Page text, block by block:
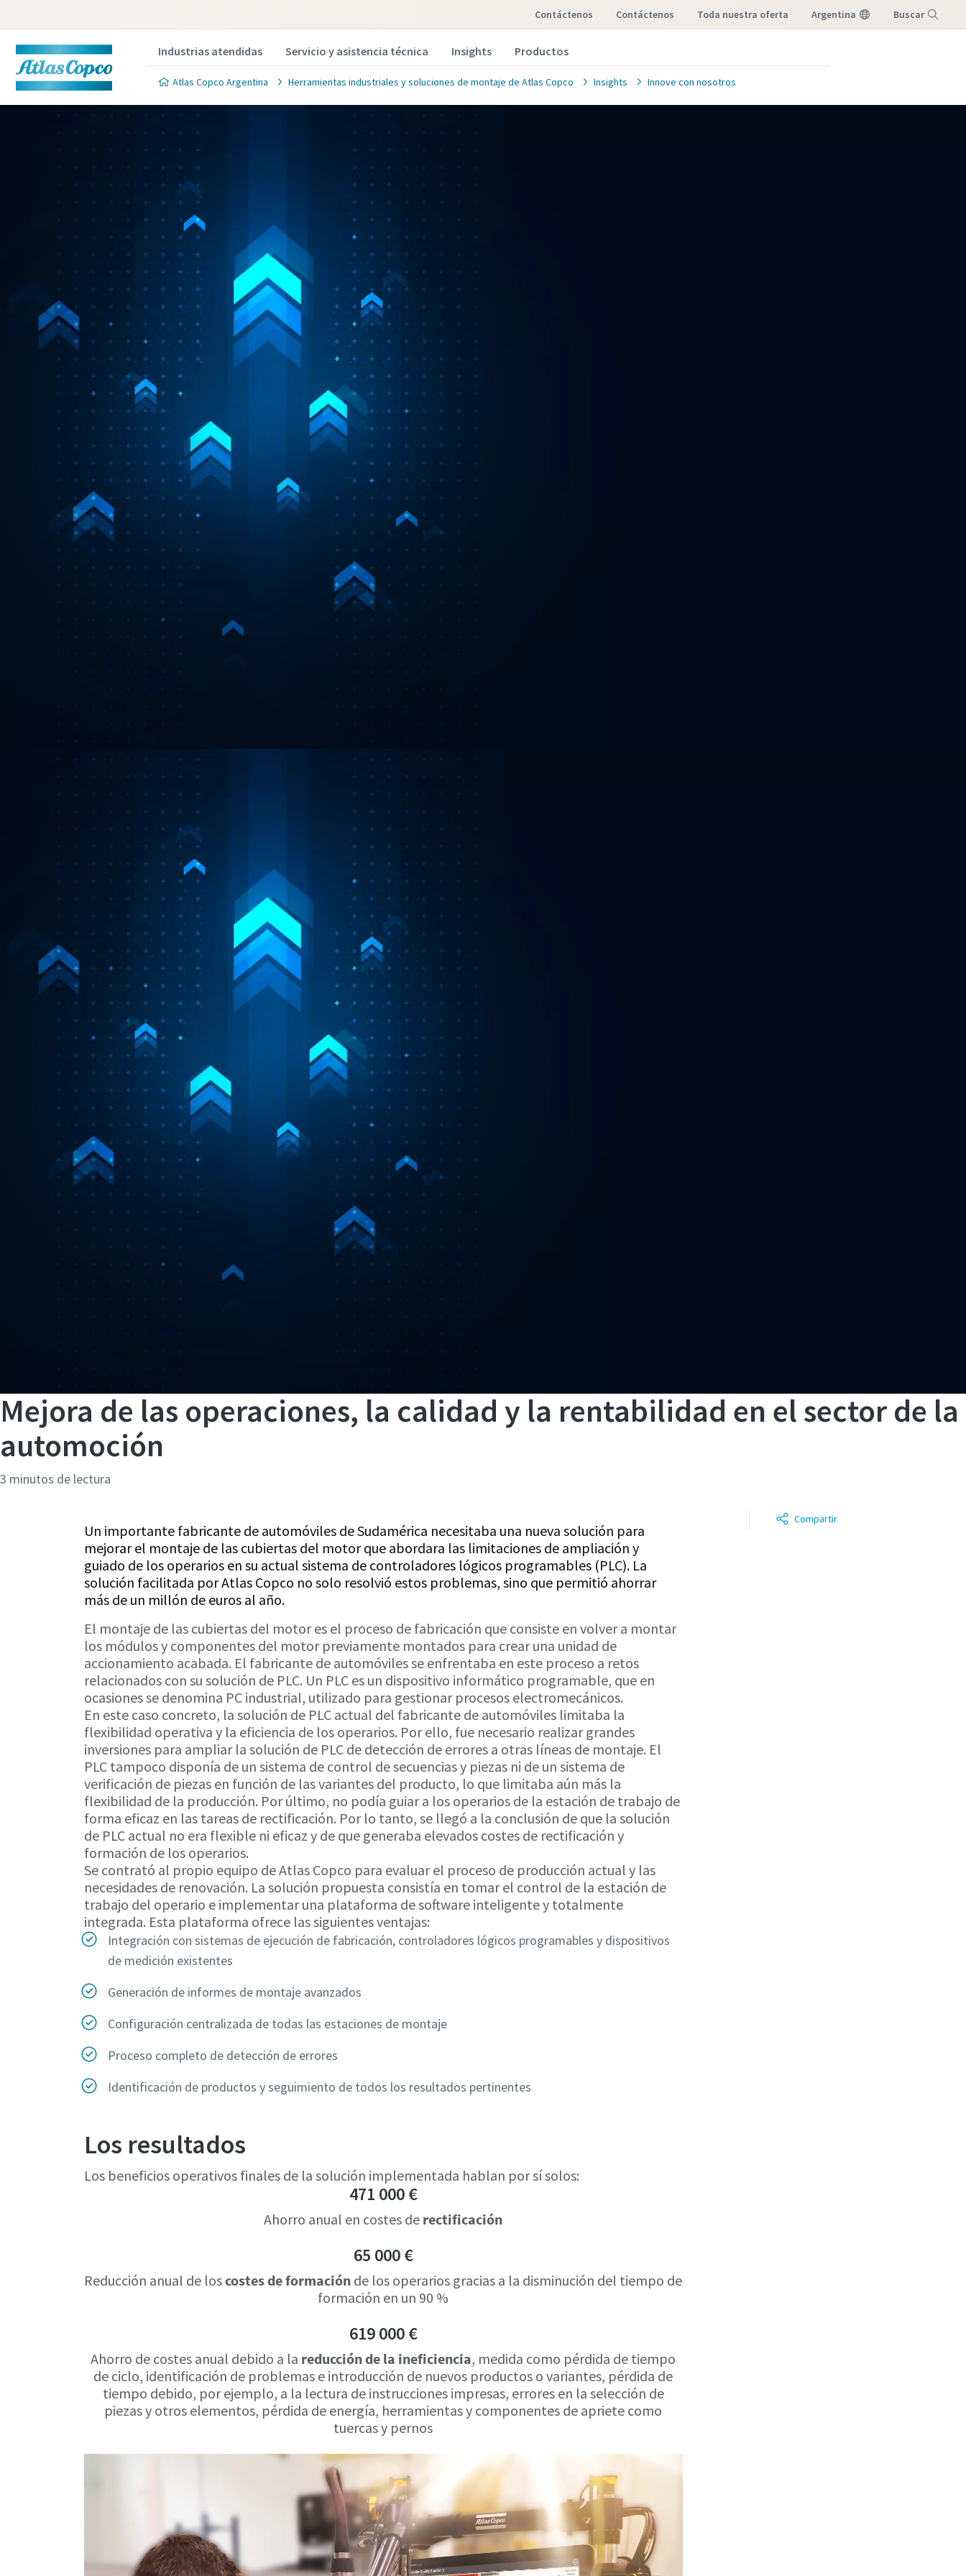
Contáctenos contáctenos toda nuestra oferta Argentina Buscar
Industrias atendidas Servicio y asistencia técnica Insights Productos
Atlas Copco Argentina Herramientas industriales y soluciones de montaje de Atlas Copco Insights Innove con nosotros
Mejora de las operaciones, la calidad y la rentabilidad en el sector de la
automoción
3 minutos de lectura
Un importante fabricante de automóviles de Sudamérica necesitaba una nueva solución para
mejorar el montaje de las cubiertas del motor que abordara las limitaciones de ampliación y
guiado de los operarios en su actual sistema de controladores lógicos programables (PLC). La
solución facilitada por Atlas Copco no solo resolvió estos problemas, sino que permitió ahorrar
más de un millón de euros al año.
El montaje de las cubiertas del motor es el proceso de fabricación que consiste en volver a montar
los módulos y componentes del motor previamente montados para crear una unidad de
accionamiento acabada. El fabricante de automóviles se enfrentaba en este proceso a retos
relacionados con su solución de PLC. Un PLC es un dispositivo informático programable, que en
ocasiones se denomina PC industrial, utilizado para gestionar procesos electromecánicos.
En este caso concreto, la solución de PLC actual del fabricante de automóviles limitaba la
flexibilidad operativa y la eficiencia de los operarios. Por ello, fue necesario realizar grandes
inversiones para ampliar la solución de PLC de detección de errores a otras líneas de montaje. El
PLC tampoco disponía de un sistema de control de secuencias y piezas ni de un sistema de
verificación de piezas en función de las variantes del producto, lo que limitaba aún más la
flexibilidad de la producción. Por último, no podía guiar a los operarios de la estación de trabajo de
forma eficaz en las tareas de rectificación. Por lo tanto, se llegó a la conclusión de que la solución
de PLC actual no era flexible ni eficaz y de que generaba elevados costes de rectificación y
formación de los operarios.
Se contrató al propio equipo de Atlas Copco para evaluar el proceso de producción actual y las
necesidades de renovación. La solución propuesta consistía en tomar el control de la estación de
trabajo del operario e implementar una plataforma de software inteligente y totalmente
integrada. Esta plataforma ofrece las siguientes ventajas:
Integración con sistemas de ejecución de fabricación, controladores lógicos programables y dispositivos
de medición existentes
Generación de informes de montaje avanzados
Configuración centralizada de todas las estaciones de montaje
Proceso completo de detección de errores
Identificación de productos y seguimiento de todos los resultados pertinentes
Los resultados
Los beneficios operativos finales de la solución implementada hablan por sí solos:
471 000 €
Ahorro anual en costes de rectificación
65 000 €
Reducción anual de loscostes de formación de los operarios gracias a la disminución del tiempo de
formación en un 90 %
619 000 €
Ahorro de costes anual debido a la reducción de la ineficiencia, medida como pérdida de tiempo
de ciclo, identificación de problemas e introducción de nuevos productos o variantes, pérdida de
tiempo debido, por ejemplo, a la lectura de instrucciones impresas, errores en la selección de
piezas y otros elementos, pérdida de energía, herramientas y componentes de apriete como
tuercas y pernos
Compartir